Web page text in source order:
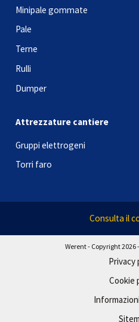
Minipale gommate
Pale
Terne
Rulli
Dumper
Attrezzature cantiere
Gruppi elettrogeni
Torri faro
Consulta il
Werent - Copyright
Privacy
Cookie